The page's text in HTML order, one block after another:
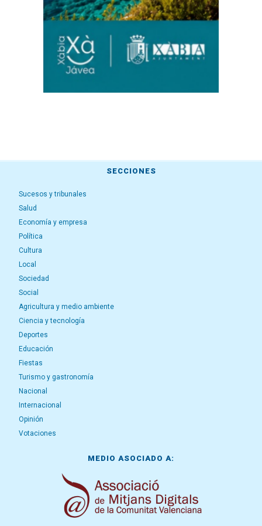
SECCIONES
Sucesos y tribunales
Salud
Economía y empresa
Política
Cultura
Local
Sociedad
Social
Agricultura y medio ambiente
Ciencia y tecnología
Deportes
Educación
Fiestas
Turismo y gastronomía
Nacional
Internacional
Opinión
Votaciones
MEDIO ASOCIADO A: